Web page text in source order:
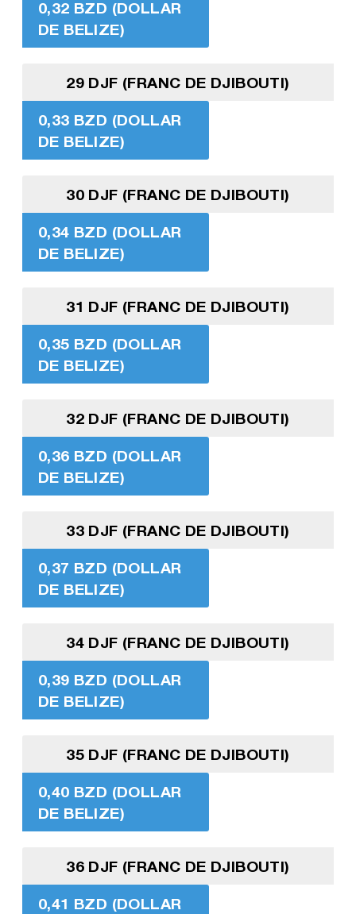
0,32 BZD (DOLLAR
DE BELIZE)
29 DJF (FRANC DE DJIBOUTI)
0,33 BZD (DOLLAR
DE BELIZE)
30 DJF (FRANC DE DJIBOUTI)
0,34 BZD (DOLLAR
DE BELIZE)
31 DJF (FRANC DE DJIBOUTI)
0,35 BZD (DOLLAR
DE BELIZE)
32 DJF (FRANC DE DJIBOUTI)
0,36 BZD (DOLLAR
DE BELIZE)
33 DJF (FRANC DE DJIBOUTI)
0,37 BZD (DOLLAR
DE BELIZE)
34 DJF (FRANC DE DJIBOUTI)
0,39 BZD (DOLLAR
DE BELIZE)
35 DJF (FRANC DE DJIBOUTI)
0,40 BZD (DOLLAR
DE BELIZE)
36 DJF (FRANC DE DJIBOUTI)
0,41 BZD (DOLLAR